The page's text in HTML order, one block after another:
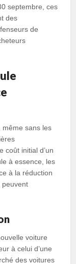
septembre, ces
des
de
même sans les
coût initial d’un
à essence, les
à la réduction
peuvent
voiture
à celui d’une
des voitures